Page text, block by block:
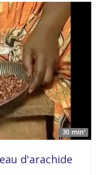
30 min'
d'arachide